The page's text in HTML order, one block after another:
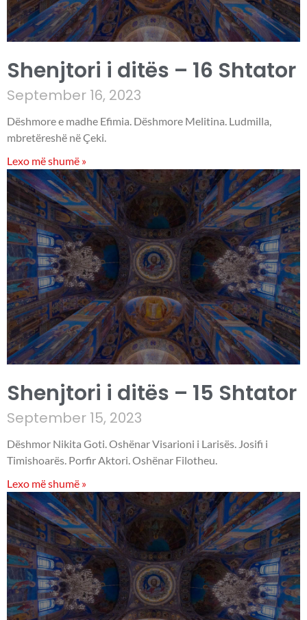
Shenjtori i ditës – 16 Shtator
September 16, 2023
Dëshmore e madhe Efimia. Dëshmore Melitina. Ludmilla,
mbretëreshë në Çeki.
Lexo më shumë »
Shenjtori i ditës – 15 Shtator
September 15, 2023
Dëshmor Nikita Goti. Oshënar Visarioni i Larisës. Josifi i
Timishoarës. Porfir Aktori. Oshënar Filotheu.
Lexo më shumë »